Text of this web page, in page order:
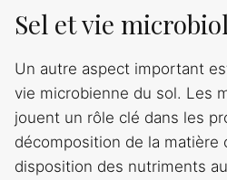
Sel et vie
Un autre aspect important
vie microbienne du sol. Les
jouent un rôle clé dans les
décomposition de la matière
disposition des nutriments